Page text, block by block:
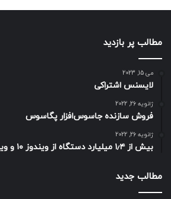
مطالب پر بازدید
می 15, 2023
لایسنس اشتراکی
ژانویه 26, 2022
فروش سازنده جاسوس‌افزار پگاسوس
ژانویه 26, 2022
بیش از ۱٫۴ میلیارد دستگاه از ویندوز ۱۰ و ویندوز ۱۱ استفاده می‌کنند
مطالب جدید